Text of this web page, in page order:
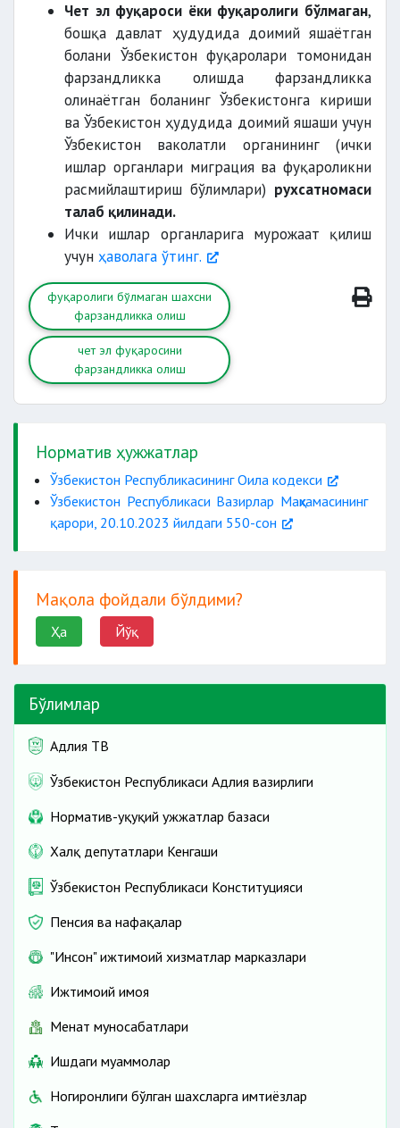
Чет эл фуқароси ёки фуқаролиги бўлмаган,
бошқа давлат ҳудудида доимий яшаётган
болани Ўзбекистон фуқаролари томонидан
фарзандликка олишда фарзандликка
олинаётган боланинг Ўзбекистонга кириши
ва Ўзбекистон ҳудудида доимий яшаши учун
Ўзбекистон ваколатли органининг (ички
ишлар органлари миграция ва фуқароликни
расмийлаштириш бўлимлари) рухсатномаси
талаб қилинади.
Ички ишлар органларига мурожаат қилиш
учун ҳаволага ўтинг.
фуқаролиги бўлмаган шахсни
фарзандликка олиш
чет эл фуқаросини
фарзандликка олиш
Норматив ҳужжатлар
Ўзбекистон Республикасининг Оила кодекси
Ўзбекистон Республикаси Вазирлар Маҳкамасининг
қарори, 20.10.2023 йилдаги 550-сон
Мақола фойдали бўлдими?
Ҳа Йўқ
Бўлимлар
Адлия ТВ
Ўзбекистон Республикаси Адлия вазирлиги
Норматив-ҳуқуқий ҳужжатлар базаси
Халқ депутатлари Кенгаши
Ўзбекистон Республикаси Конституцияси
Пенсия ва нафақалар
"Инсон" ижтимоий хизматлар марказлари
Ижтимоий ҳимоя
Меҳнат муносабатлари
Ишдаги муаммолар
Ногиронлиги бўлган шахсларга имтиёзлар